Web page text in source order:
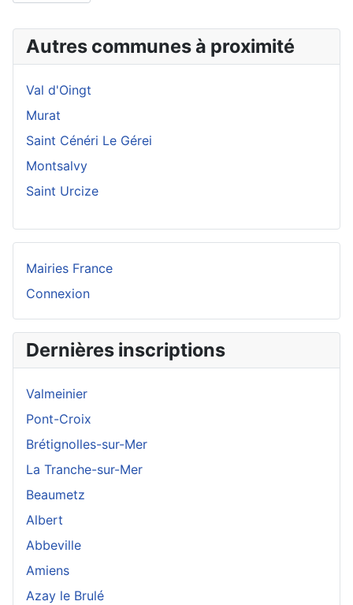
Autres communes à proximité
Val d'Oingt
Murat
Saint Cénéri Le Gérei
Montsalvy
Saint Urcize
Mairies France
Connexion
Dernières inscriptions
Valmeinier
Pont-Croix
Brétignolles-sur-Mer
La Tranche-sur-Mer
Beaumetz
Albert
Abbeville
Amiens
Azay le Brulé